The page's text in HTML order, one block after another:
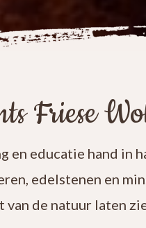
Friese
educatie hand in
edelstenen en
de natuur laten